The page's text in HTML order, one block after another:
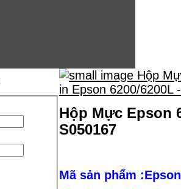
Hộp Mực Epson
S050167
Mã sản phẩm